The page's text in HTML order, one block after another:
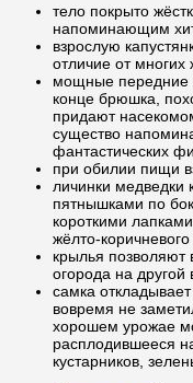
тело покрыто
напоминающим
взрослую
отличие от многих
мощные передние
конце брюшка,
придают
существо
фантастических
при обилии пищи
личинки медведки
пятнышками по
короткими
жёлто-коричневого
крылья позволяют
огорода на
самка
вовремя не
хорошем урожае
расплодившееся
кустарников,